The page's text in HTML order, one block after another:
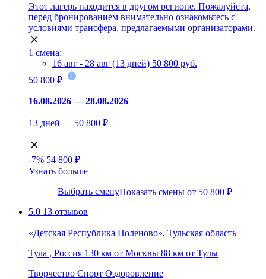
Этот лагерь находится в другом регионе. Пожалуйста,
перед бронированием внимательно ознакомьтесь с
условиями трансфера, предлагаемыми организаторами.
1 смена:
16 авг - 28 авг (13 дней) 50 800 руб.
50 800 ₽
16.08.2026 — 28.08.2026
13 дней — 50 800 ₽
-7% 54 800 ₽
Узнать больше
Выбрать сменуПоказать смены от 50 800 ₽
5.0 13 отзывов
«Детская Республика Поленово», Тульская область
Тула , Россия 130 км от Москвы 88 км от Тулы
Творчество Спорт Оздоровление